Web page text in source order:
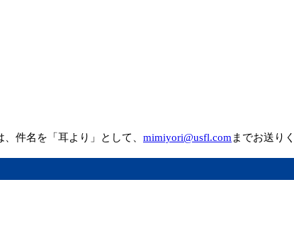
件名を「耳より」として、 mimiyori@usfl.com までお送り